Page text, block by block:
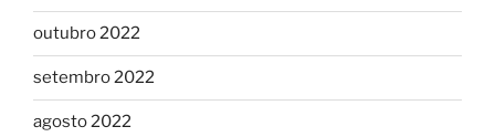
outubro 2022
setembro 2022
agosto 2022